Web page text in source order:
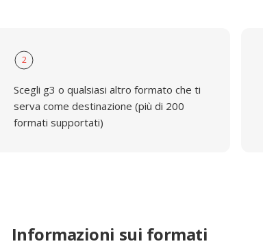
2
Scegli g3 o qualsiasi altro formato che ti
serva come destinazione (più di 200
formati supportati)
Informazioni sui formati